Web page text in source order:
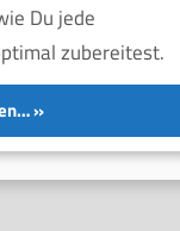
Du jede
zubereitest.